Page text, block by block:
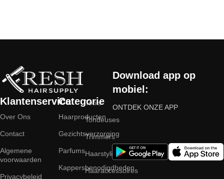
Klantenservice
Over Ons
Contact
Algemene
voorwaarden
Privacybeleid
Categorie
Haarproducten
Gezichtsverzorging
Parfums
Kappersbenodigdheden
Tools
Tondeuses
Trimmers
Haarstyling
Haaraccessoires
Download app op
mobiel:
ONTDEK ONZE APP